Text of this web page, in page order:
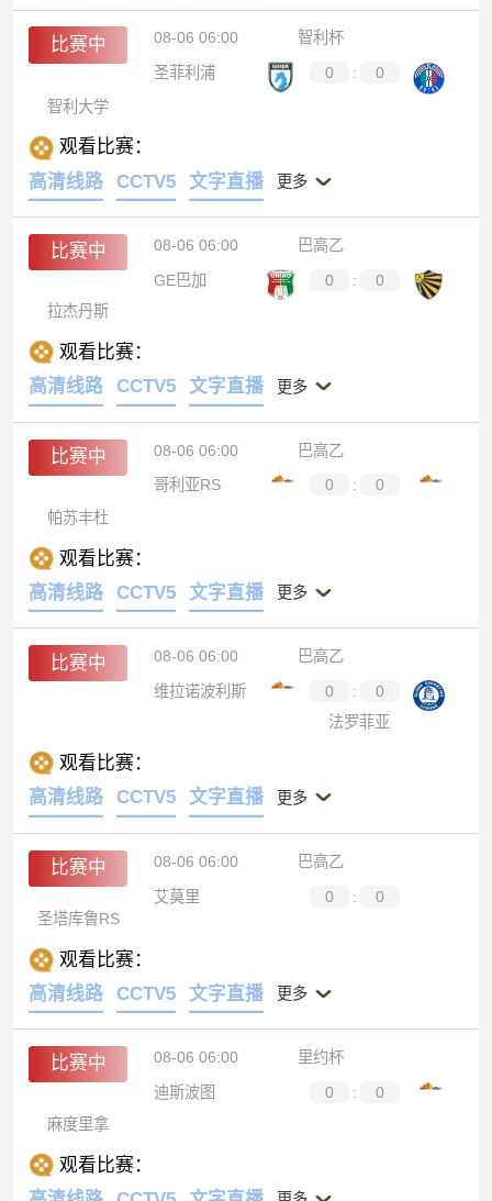
比赛中 08-06 06:00
智利杯
圣菲利浦
0 :
0
智利大学
观看比赛：
高清线路
CCTV5 文字直播 更多
比赛中 08-06 06:00
巴高乙
GE巴加
0 :
0
拉杰丹斯
观看比赛：
高清线路
CCTV5 文字直播 更多
比赛中 08-06 06:00
巴高乙
哥利亚RS
0 :
0
帕苏丰杜
观看比赛：
高清线路
CCTV5 文字直播 更多
比赛中 08-06 06:00
巴高乙
维拉诺波利斯
0 :
0
法罗菲亚
观看比赛：
高清线路
CCTV5 文字直播 更多
比赛中 08-06 06:00
巴高乙
艾莫里
0 :
0
圣塔库鲁RS
观看比赛：
高清线路
CCTV5 文字直播 更多
比赛中 08-06 06:00
里约杯
迪斯波图
0 :
0
麻度里拿
观看比赛：